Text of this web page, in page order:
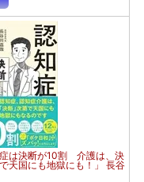
症は決断が10割 介護は、決
天国にも地獄にも！」 長谷